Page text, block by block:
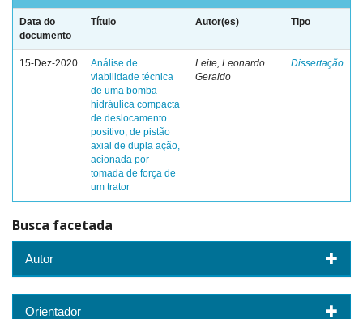
Data do
documento
Título Autor(es) Tipo
15-Dez-2020
Análise de
viabilidade técnica
de uma bomba
hidráulica compacta
de deslocamento
positivo, de pistão
axial de dupla ação,
acionada por
tomada de força de
um trator
Leite, Leonardo
Geraldo
Dissertação
Busca facetada
Autor
Orientador